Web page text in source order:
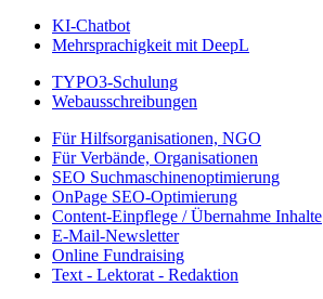
KI-Chatbot
Mehrsprachigkeit mit DeepL
TYPO3-Schulung
Webausschreibungen
Für Hilfsorganisationen, NGO
Für Verbände, Organisationen
SEO Suchmaschinenoptimierung
OnPage SEO-Optimierung
Content-Einpflege / Übernahme Inhalte
E-Mail-Newsletter
Online Fundraising
Text - Lektorat - Redaktion